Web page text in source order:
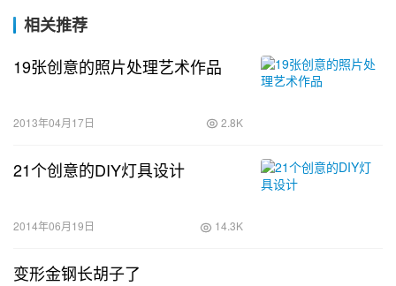
相关推荐
19张创意的照片处理艺术作品
2013年04月17日 2.8K
21个创意的DIY灯具设计
2014年06月19日 14.3K
变形金钢长胡子了